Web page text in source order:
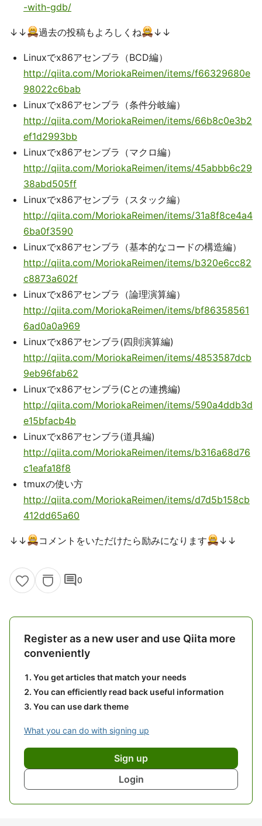
-with-gdb/
↓↓ 過去の投稿もよろしくね ↓↓
Linuxでx86アセンブラ（BCD編）
http://qiita.com/MoriokaReimen/items/f66329680e
98022c6bab
Linuxでx86アセンブラ（条件分岐編）
http://qiita.com/MoriokaReimen/items/66b8c0e3b2
ef1d2993bb
Linuxでx86アセンブラ（マクロ編）
http://qiita.com/MoriokaReimen/items/45abbb6c29
38abd505ff
Linuxでx86アセンブラ（スタック編）
http://qiita.com/MoriokaReimen/items/31a8f8ce4a4
6ba0f3590
Linuxでx86アセンブラ（基本的なコードの構造編）
http://qiita.com/MoriokaReimen/items/b320e6cc82
c8873a602f
Linuxでx86アセンブラ（論理演算編）
http://qiita.com/MoriokaReimen/items/bf86358561
6ad0a0a969
Linuxでx86アセンブラ(四則演算編)
http://qiita.com/MoriokaReimen/items/4853587dcb
9eb96fab62
Linuxでx86アセンブラ(Cとの連携編)
http://qiita.com/MoriokaReimen/items/590a4ddb3d
e15bfacb4b
Linuxでx86アセンブラ(道具編)
http://qiita.com/MoriokaReimen/items/b316a68d76
c1eafa18f8
tmuxの使い方
http://qiita.com/MoriokaReimen/items/d7d5b158cb
412dd65a60
↓↓ コメントをいただけたら励みになります ↓↓
comment0
Register as a new user and use Qiita more
conveniently
You get articles that match your needs
You can efficiently read back useful information
You can use dark theme
What you can do with signing up
Sign up
Login